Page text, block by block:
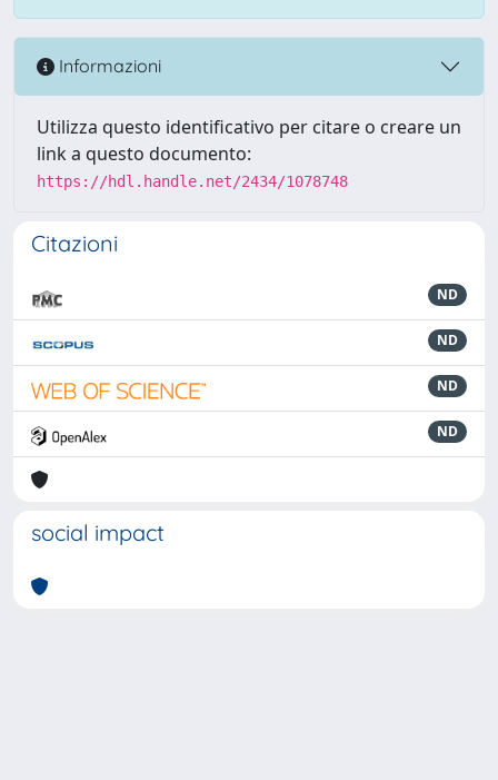
Informazioni
Utilizza questo identificativo per citare o creare un
link a questo documento:
https://hdl.handle.net/2434/1078748
Citazioni
ND
ND
ND
ND
social impact